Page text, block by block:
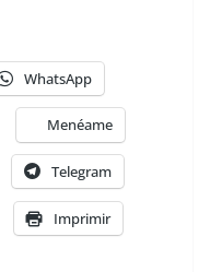
WhatsApp
Menéame
Telegram
Imprimir